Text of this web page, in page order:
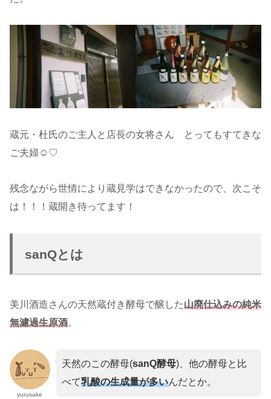
蔵元・杜氏のご主人と店長の女将さん とってもすてきな
ご夫婦☺♡
残念ながら世情により蔵見学はできなかったので、次こそ
は！！！蔵開き待ってます！
sanQとは
美川酒造さんの天然蔵付き酵母で醸した山廃仕込みの純米
無濾過生原酒。
yurusake
天然のこの酵母(sanQ酵母)、他の酵母と比
べて乳酸の生成量が多いんだとか。